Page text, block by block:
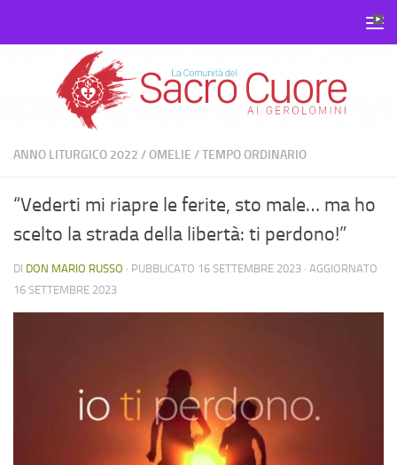
ANNO LITURGICO 2022 /OMELIE /TEMPO ORDINARIO
“Vederti mi riapre le ferite, sto male… ma ho
scelto la strada della libertà: ti perdono!”
DI DON MARIO RUSSO · PUBBLICATO 16 SETTEMBRE 2023 · AGGIORNATO
16 SETTEMBRE 2023